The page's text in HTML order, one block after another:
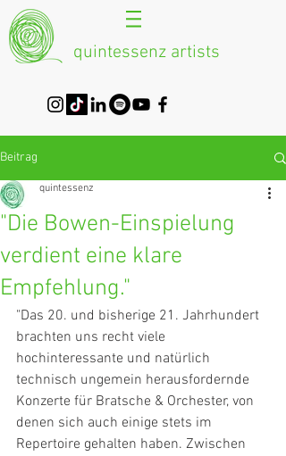
quintessenz artists
Beitrag
"Die Bowen-Einspielung
verdient eine klare
Empfehlung."
quintessenz
"Das 20. und bisherige 21. Jahrhundert
brachten uns recht viele
hochinteressante und natürlich
technisch ungemein herausfordernde
Konzerte für Bratsche & Orchester, von
denen sich auch einige stets im
Repertoire gehalten haben. Zwischen